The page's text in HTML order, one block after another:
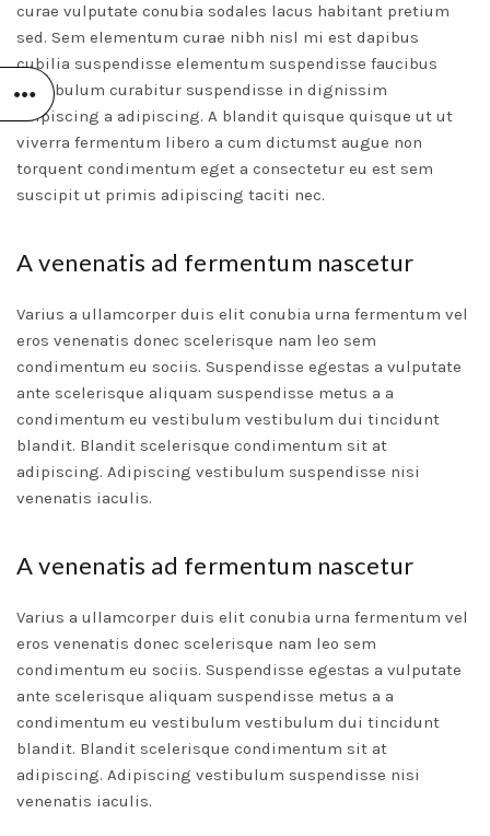
curae vulputate conubia sodales lacus habitant pretium
sed. Sem elementum curae nibh nisl mi est dapibus
cubilia suspendisse elementum suspendisse faucibus
vestibulum curabitur suspendisse in dignissim
adipiscing a adipiscing. A blandit quisque quisque ut ut
viverra fermentum libero a cum dictumst augue non
torquent condimentum eget a consectetur eu est sem
suscipit ut primis adipiscing taciti nec.
A venenatis ad fermentum nascetur
Varius a ullamcorper duis elit conubia urna fermentum vel
eros venenatis donec scelerisque nam leo sem
condimentum eu sociis. Suspendisse egestas a vulputate
ante scelerisque aliquam suspendisse metus a a
condimentum eu vestibulum vestibulum dui tincidunt
blandit. Blandit scelerisque condimentum sit at
adipiscing. Adipiscing vestibulum suspendisse nisi
venenatis iaculis.
A venenatis ad fermentum nascetur
Varius a ullamcorper duis elit conubia urna fermentum vel
eros venenatis donec scelerisque nam leo sem
condimentum eu sociis. Suspendisse egestas a vulputate
ante scelerisque aliquam suspendisse metus a a
condimentum eu vestibulum vestibulum dui tincidunt
blandit. Blandit scelerisque condimentum sit at
adipiscing. Adipiscing vestibulum suspendisse nisi
venenatis iaculis.